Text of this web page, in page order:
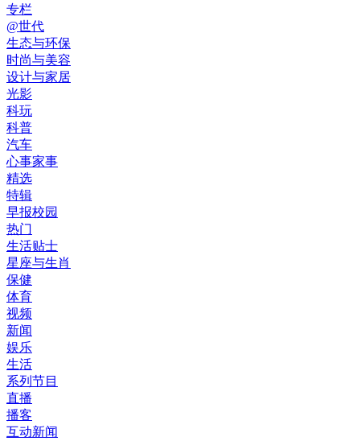
专栏
@世代
生态与环保
时尚与美容
设计与家居
光影
科玩
科普
汽车
心事家事
精选
特辑
早报校园
热门
生活贴士
星座与生肖
保健
体育
视频
新闻
娱乐
生活
系列节目
直播
播客
互动新闻